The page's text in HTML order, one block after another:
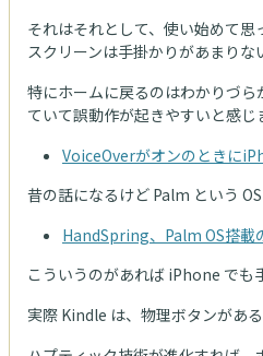
それはそれとして、使い始めて
スクリーンは手掛かりがあまりな
特にホームに戻るのはわかりづ
ていて誤動作が起きやすいと感じ
VoiceOverがオンのときに
昔の話になるけど Palm という
HandSpring、Palm OS搭載
こういうのがあれば iPhone でも
実際 Kindle は、物理ボタンがあ